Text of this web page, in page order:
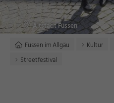
Altstadt Füssen
Füssen im Allgäu
Kultur
Streetfestival